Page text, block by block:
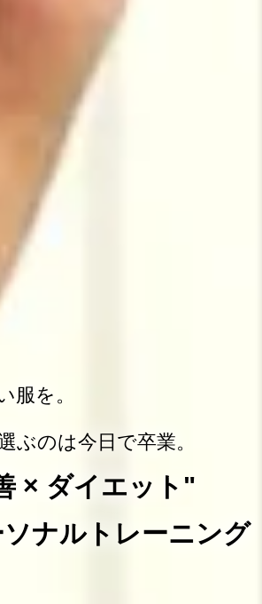
服を。
ぶのは今日で卒業。
× ダイエット"
ナルトレーニング